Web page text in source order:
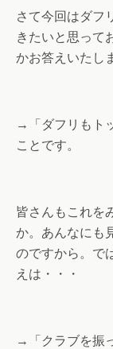
さて今回はダフ
きたいと思って
かお答えいたし
→「ダフリもト
ことです。
皆さんもこれを
か。あんなにも
のですから。で
えは・・・
→「クラブを振